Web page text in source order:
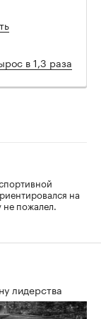
в 1,3 раза
на
пожалел.
лидерства